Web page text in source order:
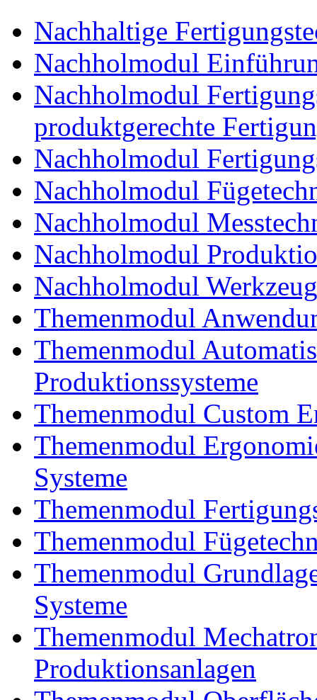
Nachhaltige
Nachholmodul
Nachholmodul
produktgerechte
Nachholmodul
Nachholmodul
Nachholmodul
Nachholmodul
Nachholmodul
Themenmodul
Themenmodul
Produktionssysteme
Themenmodul Custom
Themenmodul
Systeme
Themenmodul
Themenmodul
Themenmodul
Systeme
Themenmodul
Produktionsanlagen